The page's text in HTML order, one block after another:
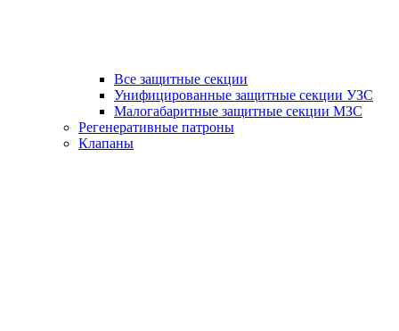
Все защитные секции
Унифицированные защитные секции УЗС
Малогабаритные защитные секции МЗС
Регенеративные патроны
Клапаны